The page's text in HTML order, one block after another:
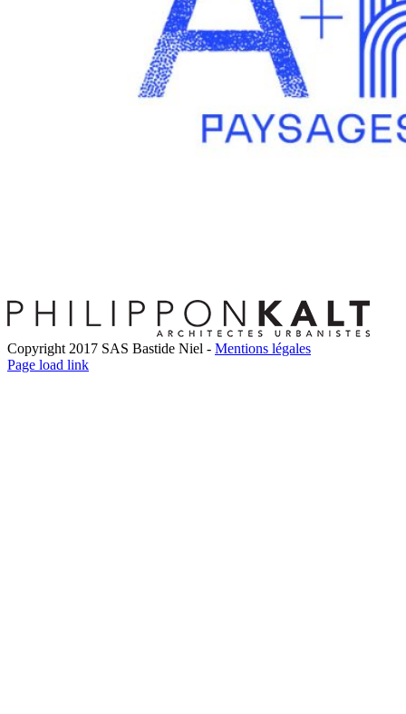
Copyright 2017 SAS Bastide Niel - Mentions légales
Facebook
Twitter
LinkedIn
Instagram
Pinterest
Page load link